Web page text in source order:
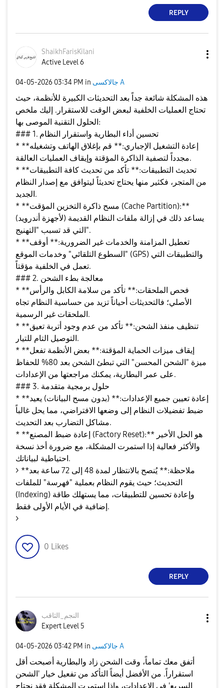
REPLY
ShaikhFarisKilani
Active Level 6
‎04-05-2026 03:34 PM in جالاكسى A
هذه المشكلة شائعة جداً بعد التحديثات الكبيرة للأنظمة، حيث
تحتاج العمليات الخلفية لبعض الوقت للاستقرار. إليك ملخص
الحلول التقنية الموصى بها:
### 1. تحسين أداء البطارية واستقرار النظام
* **إعادة التشغيل الإجباري:** قم بإغلاق الهاتف وتشغيله
مجدداً لتصفية الذاكرة المؤقتة وإيقاف العمليات العالقة.
* **تحديث التطبيقات:** تأكد من تحديث كافة التطبيقات
من المتجر، فكثير منها يحتاج تحديثاً ليتوافق مع إصدار النظام
الجديد.
* **مسح ذاكرة التخزين المؤقت (Cache Partition):**
(لأجهزة أندرويد) يساعد ذلك في إزالة ملفات النظام القديمة
التي قد تسبب "التهنيج".
* **تعطيل المزامنة والخدمات غير الضرورية:** أوقف
"السطوع التلقائي" وخدمات الموقع (GPS) والتطبيقات التي
تعمل في الخلفية مؤقتاً.
### 2. معالجة بطء الشحن
* **فحص الملحقات:** تأكد من سلامة الكابل والرأس
الأصلي؛ فالتحديثات أحياناً تزيد من حساسية النظام تجاه
الملحقات غير الرسمية.
* **تنظيف منفذ الشحن:** تأكد من عدم وجود أتربة تعيق
التوصيل التام للتيار.
* **إيقاف ميزات الحماية المؤقتة:** بعض الأنظمة تفعل
ميزة "الشحن المحسن" التي تبطئ الشحن بعد 80% للحفاظ
على عمر البطارية، يمكنك مراجعتها من الإعدادات.
### 3. حلول برمجية متقدمة
* **إعادة تعيين جميع الإعدادات:** (بدون مسح البيانات) يعيد
ضبط تفضيلات النظام إلى وضعها الافتراضي، مما يحل غالباً
مشاكل التضارب بعد التحديث.
* **إعادة ضبط المصنع (Factory Reset):** هو الحل الأخير
والأكثر فعالية إذا استمرت المشكلة، مع ضرورة أخذ نسخة
احتياطية لبياناتك.
> **ملاحظة:** يُنصح بالانتظار لمدة 48 إلى 72 ساعة بعد
التحديث؛ حيث يقوم النظام بعملية "فهرسة" للملفات
(Indexing) وإعادة تحسين للتطبيقات، مما يستهلك طاقة
إضافية في الأيام الأولى فقط.
>
0 Likes
REPLY
النجم_الثاقب
Expert Level 5
‎04-05-2026 03:42 PM in جالاكسى A
أتفق معك تماماً، وقت الشحن زاد والبطارية أصبحت أقل
استقراراً. من الأفضل أيضاً التأكد من تفعيل خيار 'الشحن
السريع' في الإعدادات، وإذا استمرت المشكلة فقد نحتاج